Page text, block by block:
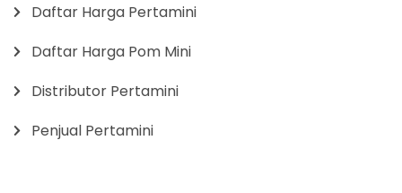
Daftar Harga Pertamini
Daftar Harga Pom Mini
Distributor Pertamini
Penjual Pertamini